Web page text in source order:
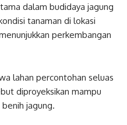
dalam budidaya jagung
tanaman di lokasi
perkembangan
lahan percontohan seluas
diproyeksikan mampu
jagung.